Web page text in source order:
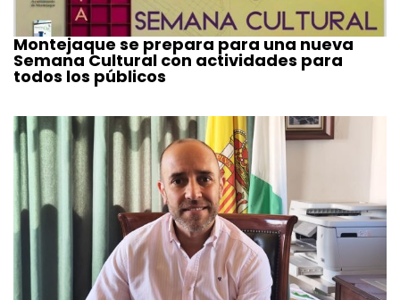
Montejaque se prepara para una nueva
Semana Cultural con actividades para
todos los públicos